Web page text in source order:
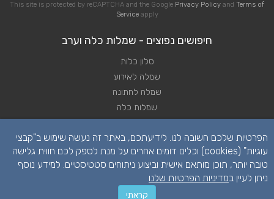
This site is protected by reCAPTCHA and the Google Privacy Policy and Terms of
Serviceapply
חיפושים נפוצים - שמלות כלה וערב
סלון כלות
שמלה לאירוע
שמלה לחתונה
שמלות כלה
שמלת כלה
הפרטיות שלכם חשובה לנו. לידיעתכם, באתר זה נעשה שימוש ב"קבצי
עוגיות" (cookies) וכלים דומים אחרים על מנת לספק לכם חווית גלישה
טובה יותר, תוכן מותאם אישית וביצוע ניתוחים סטטיסטיים. למידע נוסף
ניתן לעיין במדיניות הפרטיות שלנו
קראתי